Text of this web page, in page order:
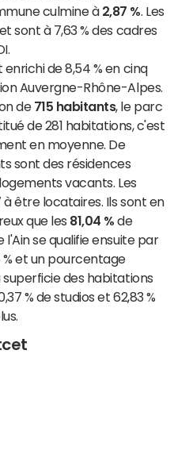
culmine à 2,87 %. Les
sont à 7,63 % des cadres
de 8,54 % en cinq
Auvergne-Rhône-Alpes.
de 715 habitants, le parc
de 281 habitations, c'est
en moyenne. De
sont des résidences
vacants. Les
être locataires. Ils sont en
que les 81,04 % de
se qualifie ensuite par
et un pourcentage
superficie des habitations
% de studios et 62,83 %